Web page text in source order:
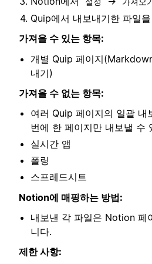
Quip에서 내보내기한 파일
가져올 수 있는 항목:
개별 Quip 페이지
내기)
가져올 수 없는 항목:
여러 Quip 페이지의 일괄 내
번에 한 페이지만 내보낼 수
실시간 앱
폴링
스프레드시트
Notion에 매핑하는 방법:
내보낸 각 파일은 Notion 페
니다.
제한 사항: